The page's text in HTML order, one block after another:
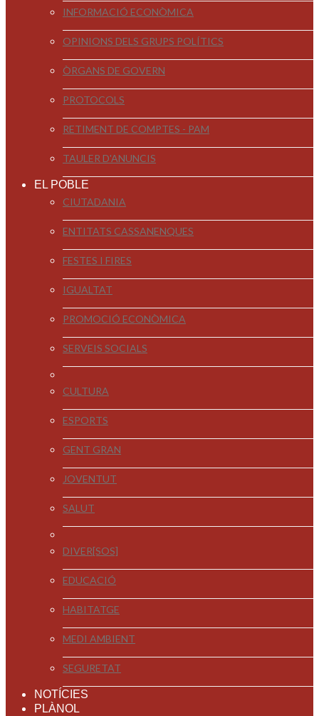
INFORMACIÓ ECONÒMICA
OPINIONS DELS GRUPS POLÍTICS
ÒRGANS DE GOVERN
PROTOCOLS
RETIMENT DE COMPTES - PAM
TAULER D'ANUNCIS
EL POBLE
CIUTADANIA
ENTITATS CASSANENQUES
FESTES I FIRES
IGUALTAT
PROMOCIÓ ECONÒMICA
SERVEIS SOCIALS
CULTURA
ESPORTS
GENT GRAN
JOVENTUT
SALUT
DIVER[SOS]
EDUCACIÓ
HABITATGE
MEDI AMBIENT
SEGURETAT
NOTÍCIES
PLÀNOL